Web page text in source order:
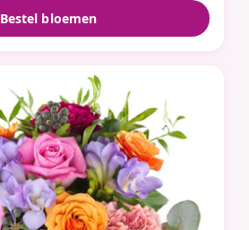
Bestel bloemen